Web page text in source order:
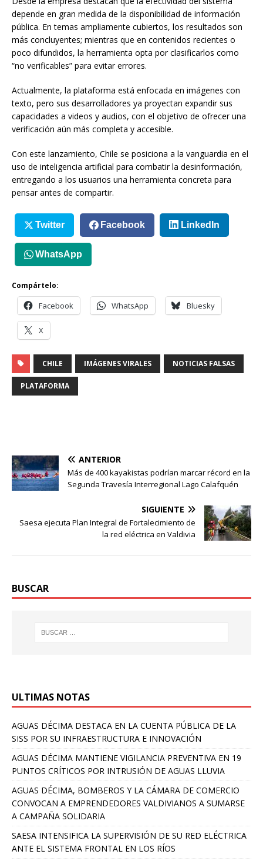
depende en gran medida de la disponibilidad de información
pública. En temas ampliamente cubiertos, los resultados son
más concluyentes; mientras que en contenidos recientes o
poco difundidos, la herramienta opta por clasificarlos como
“no verificables” para evitar errores.
Actualmente, la plataforma está enfocada en imágenes con
texto, pero sus desarrolladores ya proyectan expandir sus
capacidades a videos y audios, con el objetivo de ofrecer una
verificación aún más completa y accesible.
Con este lanzamiento, Chile se posiciona a la vanguardia en el
uso de inteligencia artificial para combatir la desinformación,
entregando a los usuarios una herramienta concreta para
pensar antes de compartir.
Twitter Facebook LinkedIn
WhatsApp
Compártelo:
Facebook WhatsApp Bluesky
X
CHILE IMÁGENES VIRALES NOTICIAS FALSAS
PLATAFORMA
ANTERIOR
Más de 400 kayakistas podrían marcar récord en la
Segunda Travesía Interregional Lago Calafquén
SIGUIENTE
Saesa ejecuta Plan Integral de Fortalecimiento de
la red eléctrica en Valdivia
BUSCAR
ULTIMAS NOTAS
AGUAS DÉCIMA DESTACA EN LA CUENTA PÚBLICA DE LA
SISS POR SU INFRAESTRUCTURA E INNOVACIÓN
AGUAS DÉCIMA MANTIENE VIGILANCIA PREVENTIVA EN 19
PUNTOS CRÍTICOS POR INTRUSIÓN DE AGUAS LLUVIA
AGUAS DÉCIMA, BOMBEROS Y LA CÁMARA DE COMERCIO
CONVOCAN A EMPRENDEDORES VALDIVIANOS A SUMARSE
A CAMPAÑA SOLIDARIA
SAESA INTENSIFICA LA SUPERVISIÓN DE SU RED ELÉCTRICA
ANTE EL SISTEMA FRONTAL EN LOS RÍOS